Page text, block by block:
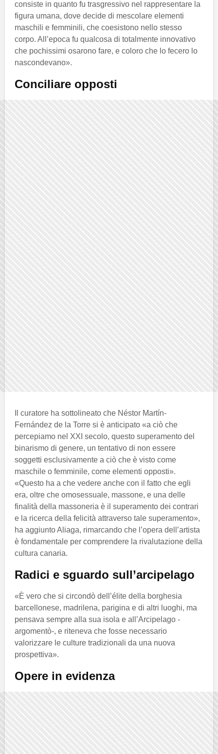
consiste in quanto fu trasgressivo nel rappresentare la
figura umana, dove decide di mescolare elementi
maschili e femminili, che coesistono nello stesso
corpo. All’epoca fu qualcosa di totalmente innovativo
che pochissimi osarono fare, e coloro che lo fecero lo
nascondevano».
Conciliare opposti
Il curatore ha sottolineato che Néstor Martín-
Fernández de la Torre si è anticipato «a ciò che
percepiamo nel XXI secolo, questo superamento del
binarismo di genere, un tentativo di non essere
soggetti esclusivamente a ciò che è visto come
maschile o femminile, come elementi opposti».
«Questo ha a che vedere anche con il fatto che egli
era, oltre che omosessuale, massone, e una delle
finalità della massoneria è il superamento dei contrari
e la ricerca della felicità attraverso tale superamento»,
ha aggiunto Aliaga, rimarcando che l’opera dell’artista
è fondamentale per comprendere la rivalutazione della
cultura canaria.
Radici e sguardo sull’arcipelago
«È vero che si circondò dell’élite della borghesia
barcellonese, madrilena, parigina e di altri luoghi, ma
pensava sempre alla sua isola e all’Arcipelago -
argomentò-, e riteneva che fosse necessario
valorizzare le culture tradizionali da una nuova
prospettiva».
Opere in evidenza